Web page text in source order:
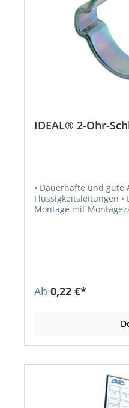
IDEAL® 2-Ohr-
• Dauerhafte und
Flüssigkeitsleitungen • Leicht montierbar •
Montage mit Montagezange •
Ab 0,22 €*